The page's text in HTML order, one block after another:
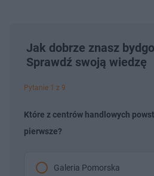
Jak dobrze znasz
Sprawdź swoją wiedzę
Pytanie 1 z 9
Które z centrów handlowych
pierwsze?
Galeria Pomorska